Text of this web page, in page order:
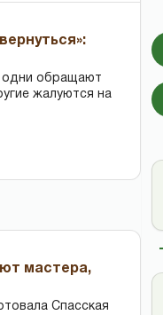
одни обращают
жалуются на
мастера,
Спасская